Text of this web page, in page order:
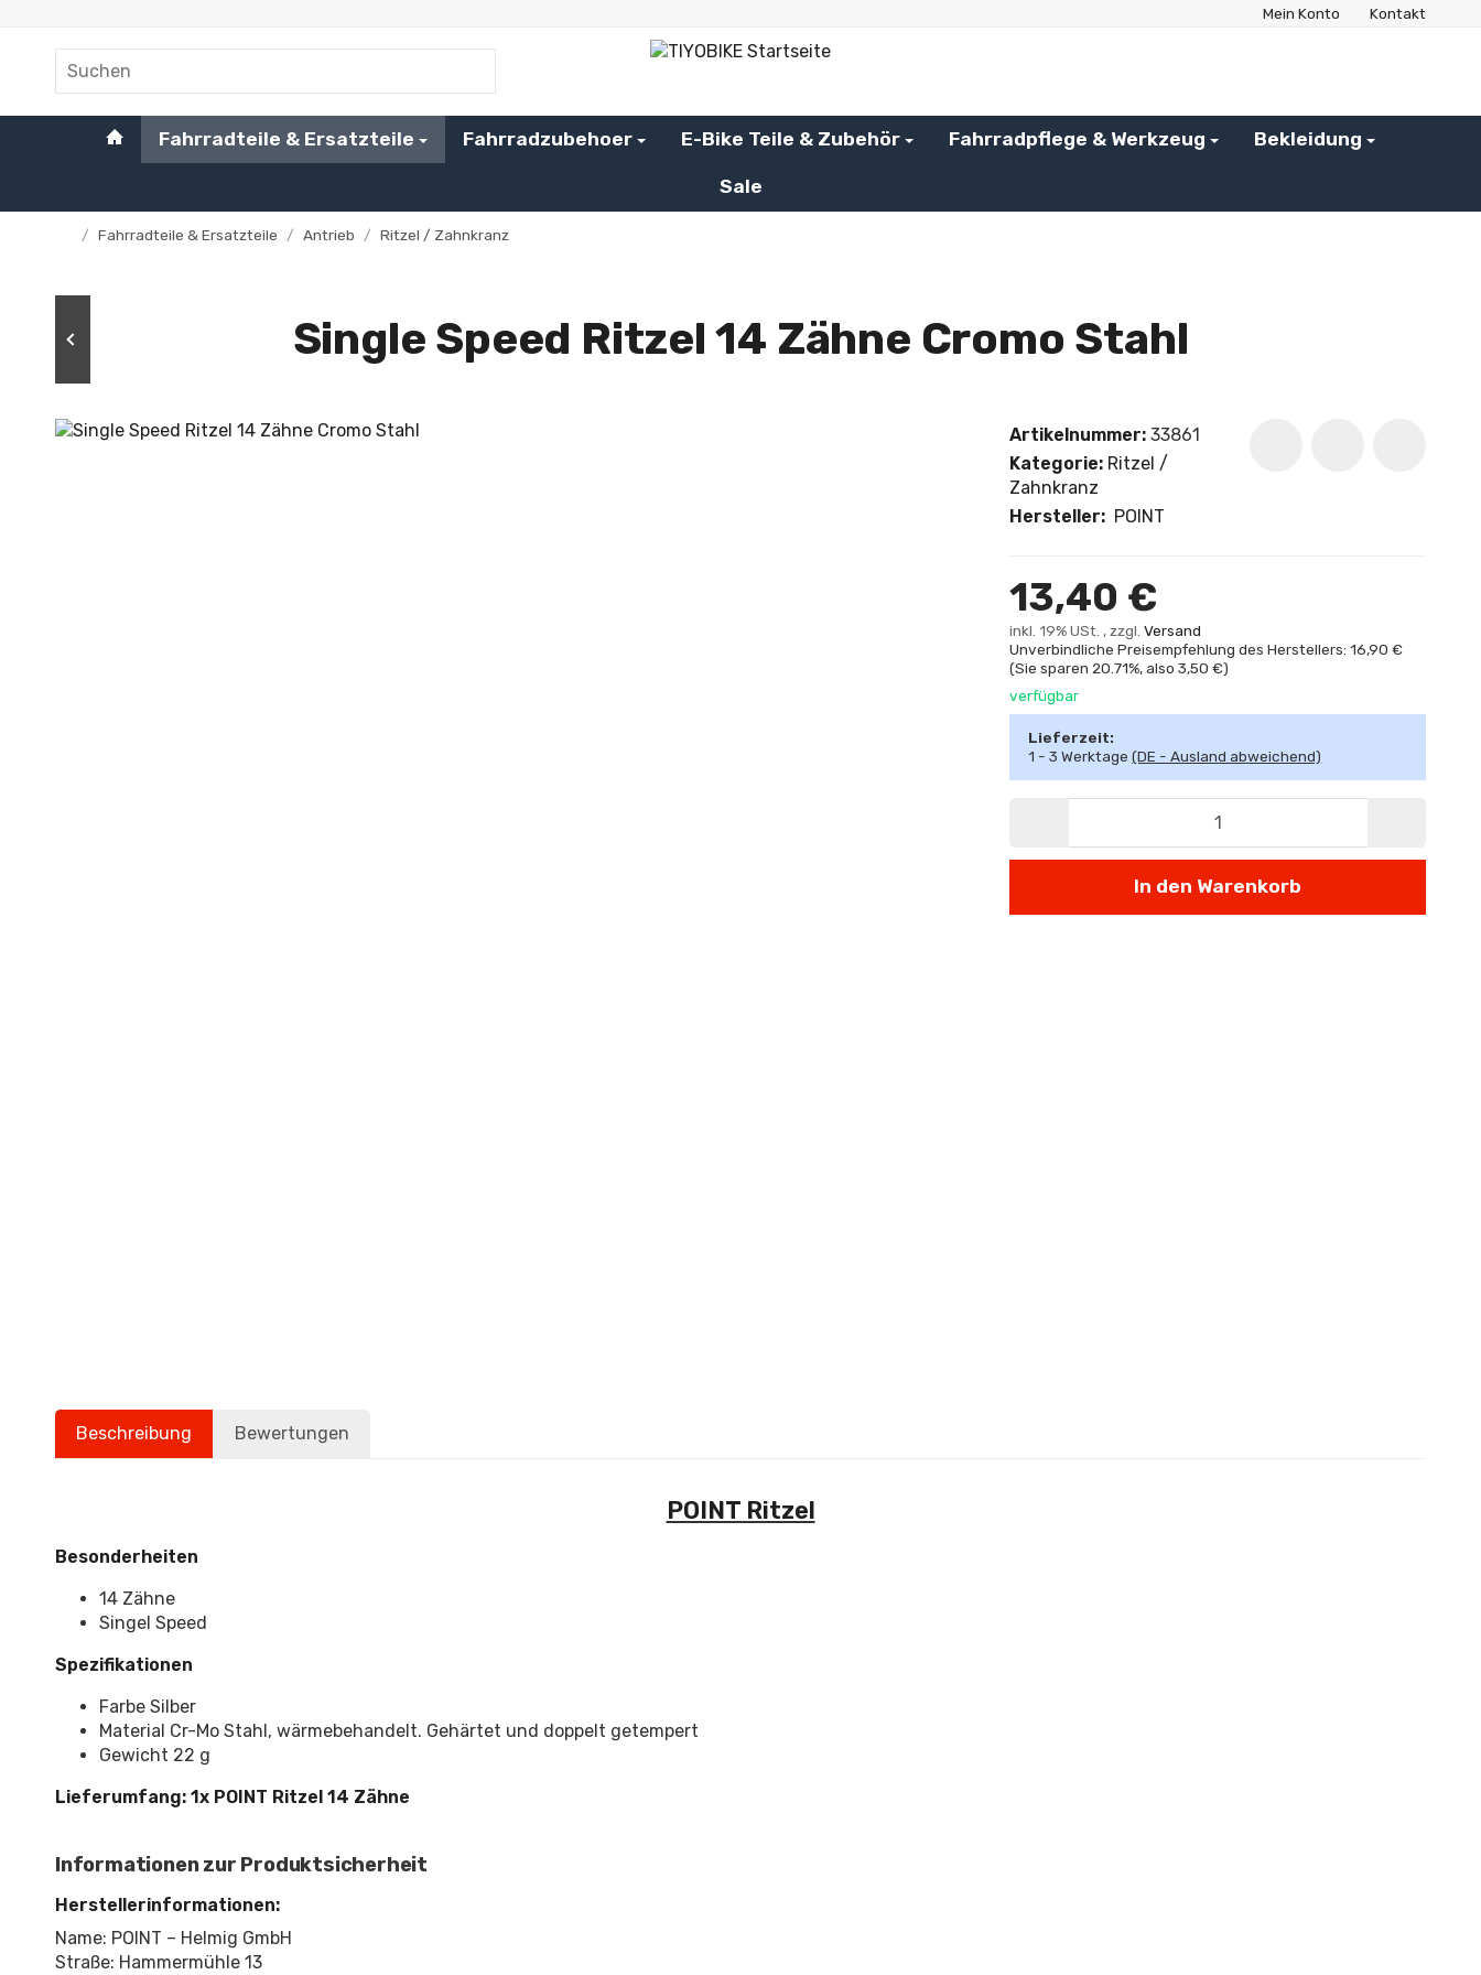
Mein Konto Kontakt
#custom.linkHome#
Fahrradteile & Ersatzteile Fahrradzubehoer E-Bike Teile & Zubehör Fahrradpflege & Werkzeug Bekleidung
Sale
/ Fahrradteile & Ersatzteile / Antrieb / Ritzel / Zahnkranz
Single Speed Ritzel 14 Zähne Cromo Stahl
Artikelnummer: 33861
Kategorie: Ritzel /
Zahnkranz
Hersteller: POINT
13,40 €
inkl. 19% USt. , zzgl.Versand
Unverbindliche Preisempfehlung des Herstellers: 16,90 €
(Sie sparen 20.71%, also3,50 €)
verfügbar
Lieferzeit:
1 - 3 Werktage(DE - Ausland abweichend)
In den Warenkorb
Beschreibung Bewertungen
POINT Ritzel
Besonderheiten
14 Zähne
Singel Speed
Spezifikationen
Farbe Silber
Material Cr-Mo Stahl, wärmebehandelt. Gehärtet und doppelt getempert
Gewicht 22 g
Lieferumfang: 1x POINT Ritzel 14 Zähne
Informationen zur Produktsicherheit
Herstellerinformationen:
Name: POINT – Helmig GmbH
Straße: Hammermühle 13